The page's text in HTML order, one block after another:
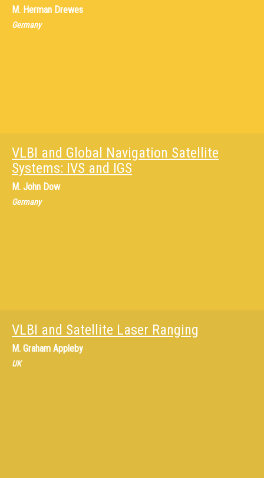
M. Herman Drewes
Germany
VLBI and Global Navigation Satellite
Systems: IVS and IGS
M. John Dow
Germany
VLBI and Satellite Laser Ranging
M. Graham Appleby
UK